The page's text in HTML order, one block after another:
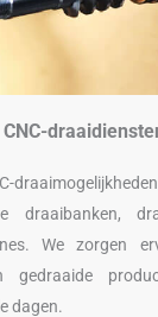
CNC-
draaibanken,
We zorgen
gedraaide
dagen.